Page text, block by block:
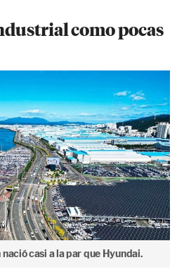
como pocas
casi a la par que Hyundai.